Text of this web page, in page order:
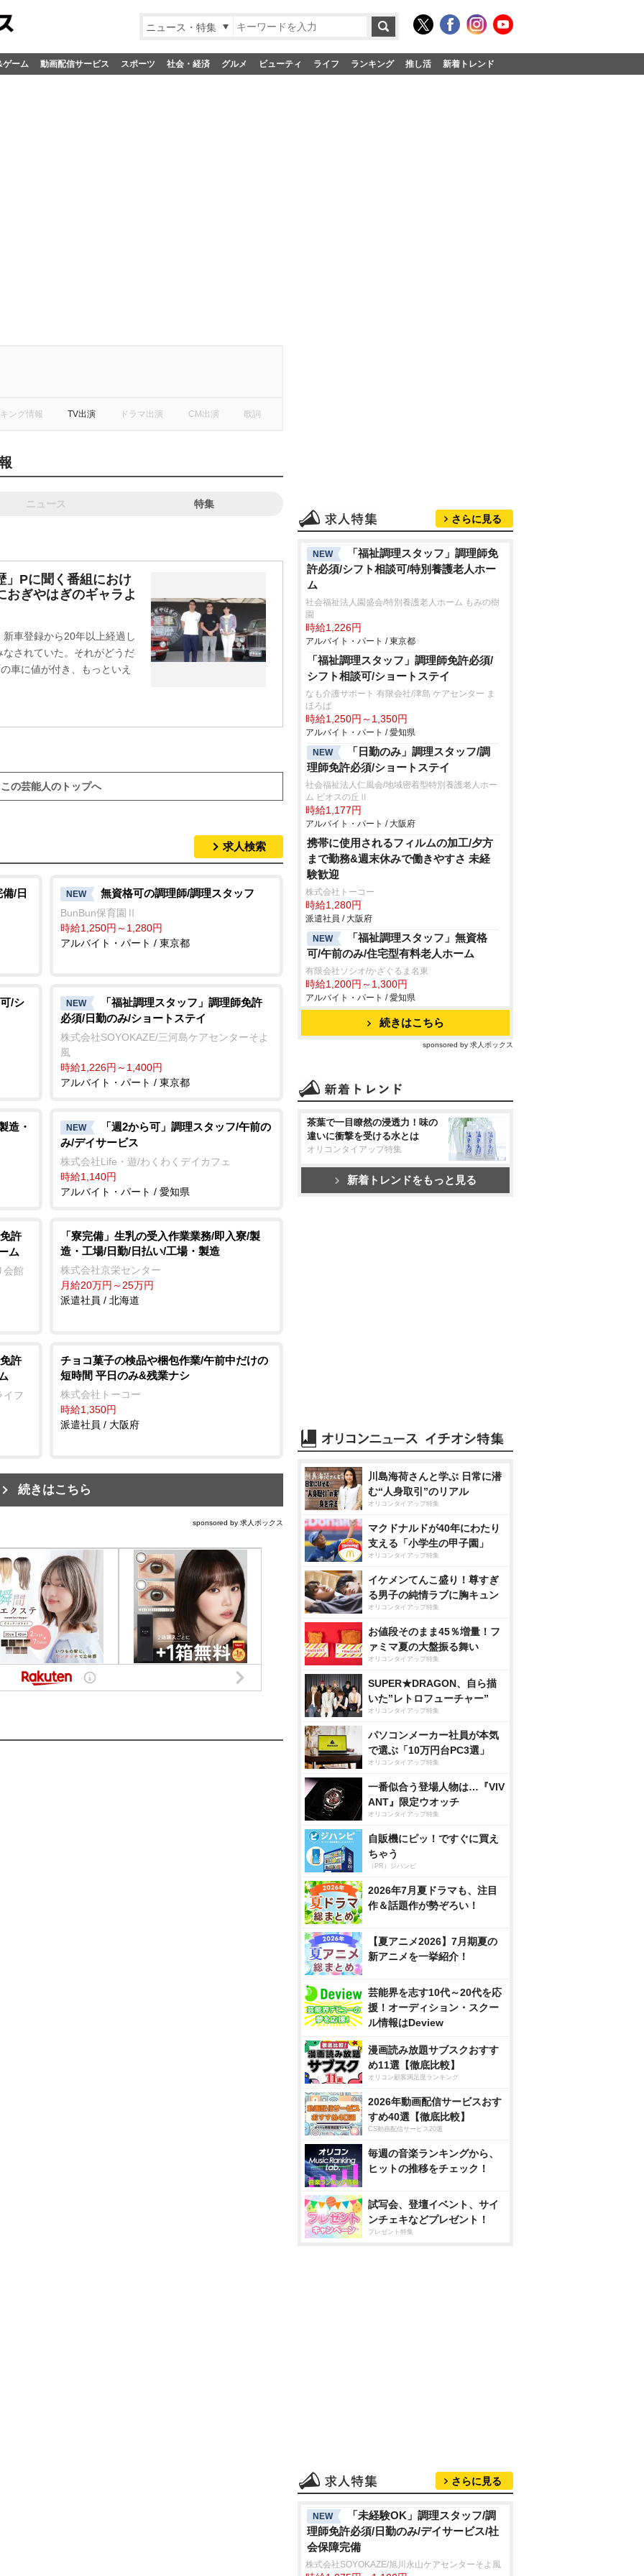
ニュース・特集
ゲーム 動画配信サービス スポーツ 社会・経済 グルメ ビューティ ライフ ランキング 推し活 新着トレンド
ング情報 TV出演 ドラマ出演 CM出演 歌詞
ニュース 特集
」Pに聞く番組におけ
おぎやはぎのギャラよ
車登録から20年以上経過し
されていた。それがどうだ
車に値が付き、もっといえ
この芸能人のトップへ
求人検索
/日 NEW 無資格可の調理師/調理スタッフ
BunBun保育園Ⅱ
時給1,250円～1,280円
アルバイト・パート / 東京都
/シ NEW
「福祉調理スタッフ」調理師免許
必須/日勤のみ/ショートステイ
株式会社SOYOKAZE/三河島ケアセンターそよ
風
時給1,226円～1,400円
アルバイト・パート / 東京都
造・ NEW
「週2から可」調理スタッフ/午前の
み/デイサービス
株式会社Life・遊/わくわくデイカフェ
時給1,140円
アルバイト・パート / 愛知県
許
ム
会館
「寮完備」生乳の受入作業業務/即入寮/製
造・工場/日勤/日払い/工場・製造
株式会社京栄センター
月給20万円～25万円
派遣社員 / 北海道
許
イフ
チョコ菓子の検品や梱包作業/午前中だけの
短時間 平日のみ&残業ナシ
株式会社トーコー
時給1,350円
派遣社員 / 大阪府
続きはこちら
sponsored by 求人ボックス
さらに見る
NEW
「福祉調理スタッフ」調理師免
許必須/シフト相談可/特別養護老人ホー
ム
社会福祉法人園盛会/特別養護老人ホーム もみの樹
園
時給1,226円
アルバイト・パート / 東京都
「福祉調理スタッフ」調理師免許必須/
シフト相談可/ショートステイ
なも介護サポート 有限会社/津島 ケアセンター ま
ほろば
時給1,250円～1,350円
アルバイト・パート / 愛知県
NEW
「日勤のみ」調理スタッフ/調
理師免許必須/ショートステイ
社会福祉法人仁風会/地域密着型特別養護老人ホー
ム ビオスの丘Ⅱ
時給1,177円
アルバイト・パート / 大阪府
携帯に使用されるフィルムの加工/夕方
まで勤務&週末休みで働きやすさ 未経
験歓迎
株式会社トーコー
時給1,280円
派遣社員 / 大阪府
NEW
「福祉調理スタッフ」無資格
可/午前のみ/住宅型有料老人ホーム
有限会社ソシオ/かざぐるま名東
時給1,200円～1,300円
アルバイト・パート / 愛知県
続きはこちら
sponsored by 求人ボックス
茶葉で一目瞭然の浸透力！味の
違いに衝撃を受ける水とは
オリコンタイアップ特集
新着トレンドをもっと見る
川島海荷さんと学ぶ 日常に潜
む“人身取引”のリアル
オリコンタイアップ特集
マクドナルドが40年にわたり
支える「小学生の甲子園」
オリコンタイアップ特集
イケメンてんこ盛り！尊すぎ
る男子の純情ラブに胸キュン
オリコンタイアップ特集
お値段そのまま45％増量！フ
ァミマ夏の大盤振る舞い
オリコンタイアップ特集
SUPER★DRAGON、自ら描
いた”レトロフューチャー”
オリコンタイアップ特集
パソコンメーカー社員が本気
で選ぶ「10万円台PC3選」
オリコンタイアップ特集
一番似合う登場人物は…『VIV
ANT』限定ウオッチ
オリコンタイアップ特集
自販機にピッ！ですぐに買え
ちゃう
（PR）ジハンピ
2026年7月夏ドラマも、注目
作＆話題作が勢ぞろい！
【夏アニメ2026】7月期夏の
新アニメを一挙紹介！
芸能界を志す10代～20代を応
援！オーディション・スクー
ル情報はDeview
漫画読み放題サブスクおすす
め11選【徹底比較】
オリコン顧客満足度ランキング
2026年動画配信サービスおす
すめ40選【徹底比較】
CS動画配信サービス20選
毎週の音楽ランキングから、
ヒットの推移をチェック！
試写会、登壇イベント、サイ
ンチェキなどプレゼント！
プレゼント特集
さらに見る
NEW
「未経験OK」調理スタッフ/調
理師免許必須/日勤のみ/デイサービス/社
会保障完備
株式会社SOYOKAZE/旭川永山ケアセンターそよ風